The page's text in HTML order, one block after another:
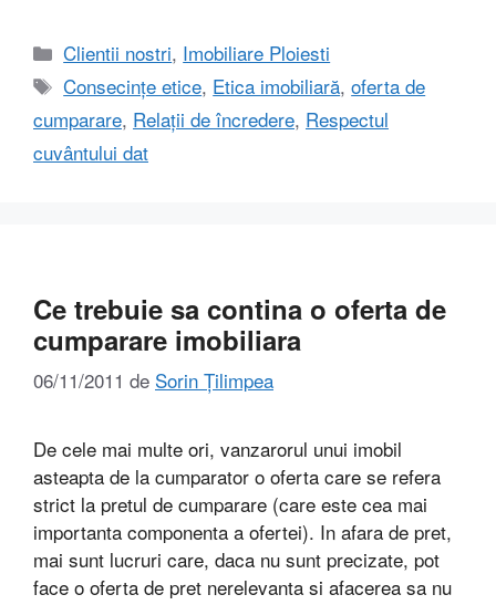
Categorii
Clientii nostri, Imobiliare Ploiesti
Etichete
Consecințe etice, Etica imobiliară,oferta de
cumparare, Relații de încredere, Respectul
cuvântului dat
Ce trebuie sa contina o oferta de
cumparare imobiliara
06/11/2011 de Sorin Țilimpea
De cele mai multe ori, vanzarorul unui imobil
asteapta de la cumparator o oferta care se refera
strict la pretul de cumparare (care este cea mai
importanta componenta a ofertei). In afara de pret,
mai sunt lucruri care, daca nu sunt precizate, pot
face o oferta de pret nerelevanta si afacerea sa nu